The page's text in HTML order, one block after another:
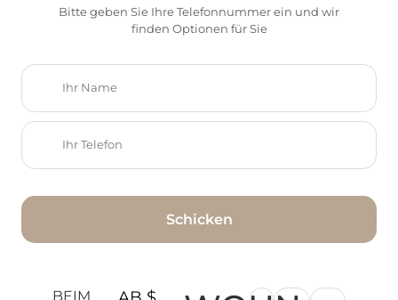
Bitte geben Sie Ihre Telefonnummer ein und wir
finden Optionen für Sie
Schicken
BEIM